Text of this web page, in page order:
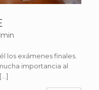
los exámenes finales.
importancia al